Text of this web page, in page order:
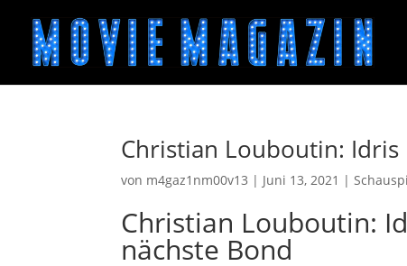
Christian Louboutin:
von m4gaz1nm00v13 | Juni 13, 2021 |
Christian Louboutin:
nächste Bond